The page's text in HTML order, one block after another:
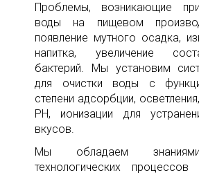
Проблемы, возникающие
воды на пищевом
появление мутного осадка,
напитка, увеличение
бактерий. Мы установим
для очистки воды с
степени адсорбции,
РН, ионизации для
вкусов.
Мы обладаем
технологических